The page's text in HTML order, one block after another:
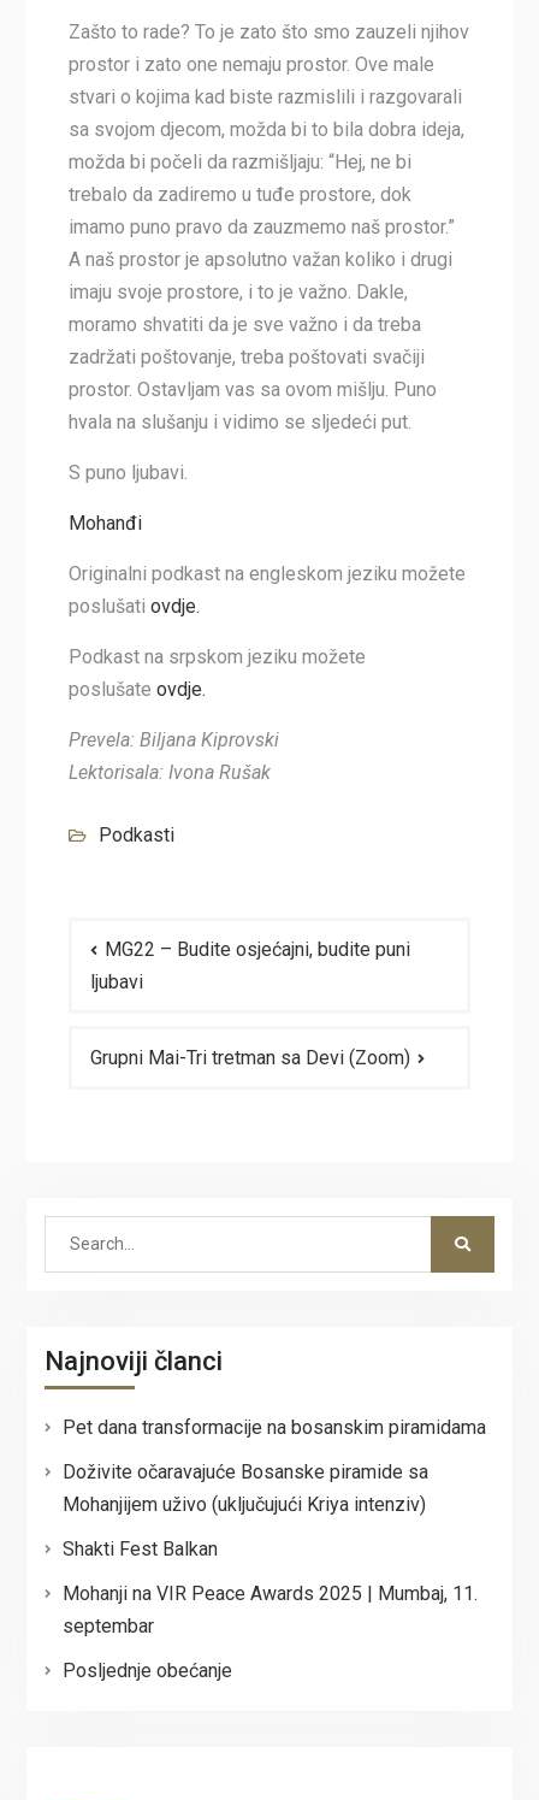
Zašto to rade? To je zato što smo zauzeli njihov
prostor i zato one nemaju prostor. Ove male
stvari o kojima kad biste razmislili i razgovarali
sa svojom djecom, možda bi to bila dobra ideja,
možda bi počeli da razmišljaju: “Hej, ne bi
trebalo da zadiremo u tuđe prostore, dok
imamo puno pravo da zauzmemo naš prostor.”
A naš prostor je apsolutno važan koliko i drugi
imaju svoje prostore, i to je važno. Dakle,
moramo shvatiti da je sve važno i da treba
zadržati poštovanje, treba poštovati svačiji
prostor. Ostavljam vas sa ovom mišlju. Puno
hvala na slušanju i vidimo se sljedeći put.
S puno ljubavi.
Mohanđi
Originalni podkast na engleskom jeziku možete
poslušati ovdje.
Podkast na srpskom jeziku možete
poslušate ovdje.
Prevela: Biljana Kiprovski
Lektorisala: Ivona Rušak
Podkasti
članaka
MG22 – Budite osjećajni, budite puni
ljubavi
Grupni Mai-Tri tretman sa Devi (Zoom)
Najnoviji članci
Pet dana transformacije na bosanskim piramidama
Doživite očaravajuće Bosanske piramide sa
Mohanjijem uživo (uključujući Kriya intenziv)
Shakti Fest Balkan
Mohanji na VIR Peace Awards 2025 | Mumbaj, 11.
septembar
Posljednje obećanje